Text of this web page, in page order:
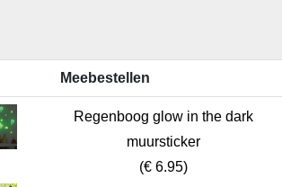
Meebestellen
Regenboog glow in the dark
muursticker
(€ 6.95)